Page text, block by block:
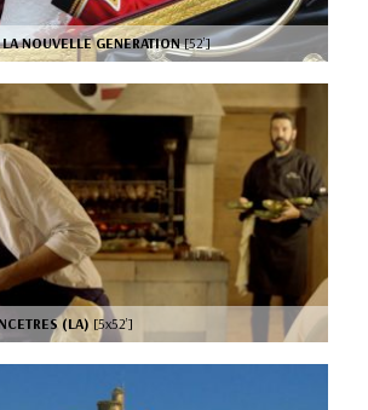
NOUVELLE GENERATION[52’]
(LA) [5x52’]